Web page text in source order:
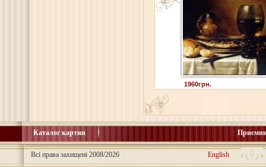
1960грн.
Каталог картин
Всі права захищені 2008/2026 English